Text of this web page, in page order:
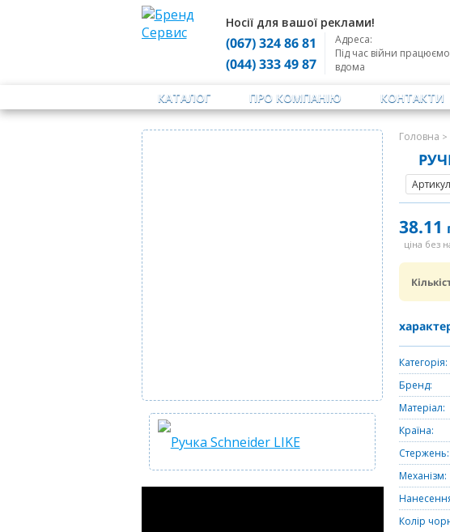
Носії для вашої реклами!
(067) 324 86 81
(044) 333 49 87
Адреса:
Під час війни працюємо
вдома
КАТАЛОГ ПРО КОМПАНІЮ КОНТАКТИ
Головна >
38.11
ціна без
Категорія:
Бренд:
Матеріал:
Країна:
Стержень:
Механізм:
Колір